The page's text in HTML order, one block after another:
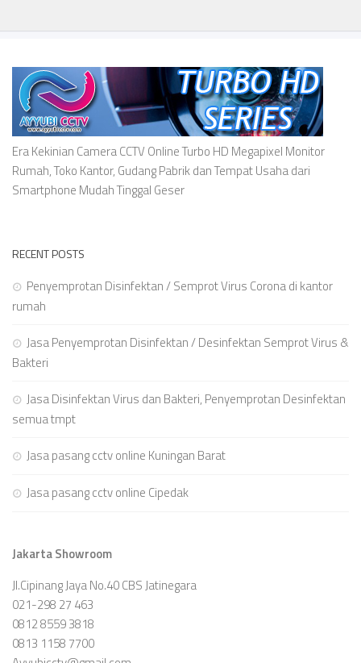
Era Kekinian Camera CCTV Online Turbo HD Megapixel Monitor
Rumah, Toko Kantor, Gudang Pabrik dan Tempat Usaha dari
Smartphone Mudah Tinggal Geser
RECENT POSTS
Penyemprotan Disinfektan / Semprot Virus Corona di kantor
rumah
Jasa Penyemprotan Disinfektan / Desinfektan Semprot Virus &
Bakteri
Jasa Disinfektan Virus dan Bakteri, Penyemprotan Desinfektan
semua tmpt
Jasa pasang cctv online Kuningan Barat
Jasa pasang cctv online Cipedak
Jakarta Showroom
Jl.Cipinang Jaya No.40 CBS Jatinegara
021-298 27 463
0812 8559 3818
0813 1158 7700